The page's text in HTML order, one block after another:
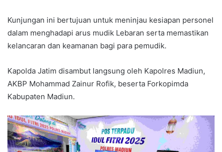
Kunjungan ini bertujuan untuk meninjau kesiapan personel
dalam menghadapi arus mudik Lebaran serta memastikan
kelancaran dan keamanan bagi para pemudik.
Kapolda Jatim disambut langsung oleh Kapolres Madiun,
AKBP Mohammad Zainur Rofik, beserta Forkopimda
Kabupaten Madiun.